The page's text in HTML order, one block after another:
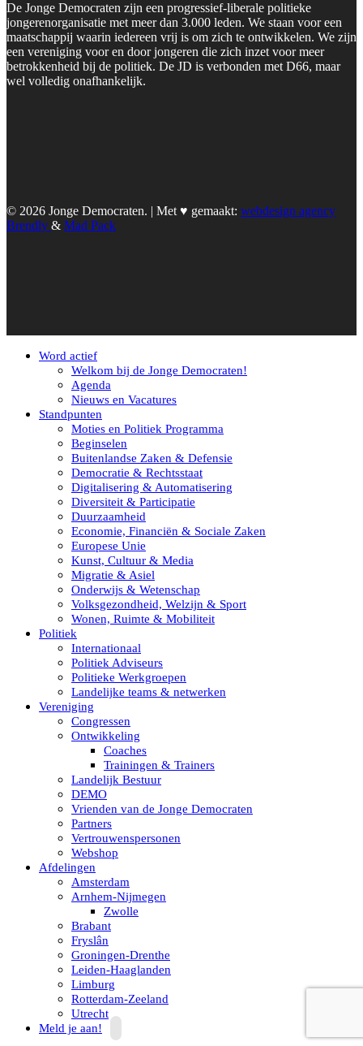
De Jonge Democraten zijn een progressief-liberale politieke
jongerenorganisatie met meer dan 3.000 leden. We staan voor een
maatschappij waarin iedereen vrij is om zich te ontwikkelen. We zijn
een vereniging voor en door jongeren die zich inzet voor meer
betrokkenheid bij de politiek. De JD is verbonden met D66, maar
wel volledig onafhankelijk.
© 2026 Jonge Democraten. | Met ♥︎ gemaakt: webdesign agency
Brendly & Mad Pack
Word actief
Welkom bij de Jonge Democraten!
Agenda
Nieuws en Vacatures
Standpunten
Moties en Politiek Programma
Beginselen
Buitenlandse Zaken & Defensie
Democratie & Rechtsstaat
Digitalisering & Automatisering
Diversiteit & Participatie
Duurzaamheid
Economie, Financiën & Sociale Zaken
Europese Unie
Kunst, Cultuur & Media
Migratie & Asiel
Onderwijs & Wetenschap
Volksgezondheid, Welzijn & Sport
Wonen, Ruimte & Mobiliteit
Politiek
Internationaal
Politiek Adviseurs
Politieke Werkgroepen
Landelijke teams & netwerken
Vereniging
Congressen
Ontwikkeling
Coaches
Trainingen & Trainers
Landelijk Bestuur
DEMO
Vrienden van de Jonge Democraten
Partners
Vertrouwenspersonen
Webshop
Afdelingen
Amsterdam
Arnhem-Nijmegen
Zwolle
Brabant
Fryslân
Groningen-Drenthe
Leiden-Haaglanden
Limburg
Rotterdam-Zeeland
Utrecht
Meld je aan!